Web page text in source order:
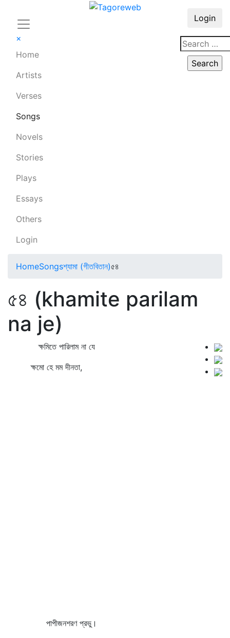
×
Home
Artists
Verses
Songs
Novels
Stories
Plays
Essays
Others
Login
Login
HomeSongsশ্যামা (গীতবিতান)৫৪
৫৪ (khamite parilam
na je)
ক্ষমিতে পারিলাম না যে
ক্ষমো হে মম দীনতা,
পাপীজনশরণ প্রভু।